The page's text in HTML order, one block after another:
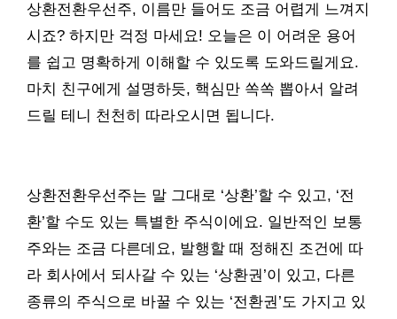
상환전환우선주, 이름만 들어도 조금 어렵게 느껴지
시죠? 하지만 걱정 마세요! 오늘은 이 어려운 용어
를 쉽고 명확하게 이해할 수 있도록 도와드릴게요.
마치 친구에게 설명하듯, 핵심만 쏙쏙 뽑아서 알려
드릴 테니 천천히 따라오시면 됩니다.
상환전환우선주는 말 그대로 ‘상환’할 수 있고, ‘전
환’할 수도 있는 특별한 주식이에요. 일반적인 보통
주와는 조금 다른데요, 발행할 때 정해진 조건에 따
라 회사에서 되사갈 수 있는 ‘상환권’이 있고, 다른
종류의 주식으로 바꿀 수 있는 ‘전환권’도 가지고 있